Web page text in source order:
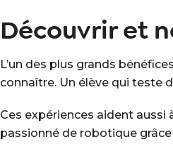
Découvrir et
L’un des plus grands
connaître. Un élève qui teste
Ces expériences aident
passionné de robotique grâce